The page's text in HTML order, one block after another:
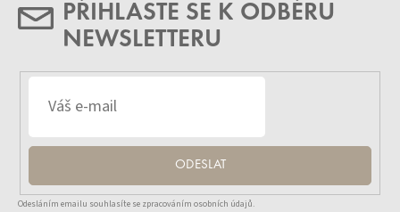
PŘIHLASTE SE K ODBĚRU
NEWSLETTERU
ODESLAT
Odesláním emailu souhlasíte se zpracováním osobních údajů.